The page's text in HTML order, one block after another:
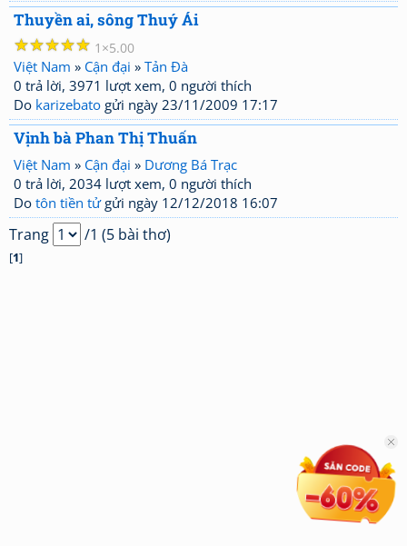
Thuyền ai, sông Thuý Ái
☆
☆
☆
☆
☆ 1 5.00
Việt Nam » Cận đại » Tản Đà
0 trả lời, 3971 lượt xem, 0 người thích
Do karizebato gửi ngày 23/11/2009 17:17
Vịnh bà Phan Thị Thuấn
Việt Nam » Cận đại » Dương Bá Trạc
0 trả lời, 2034 lượt xem, 0 người thích
Do tôn tiền tửgửi ngày 12/12/2018 16:07
Trang /1 (5 bài thơ)
[1]